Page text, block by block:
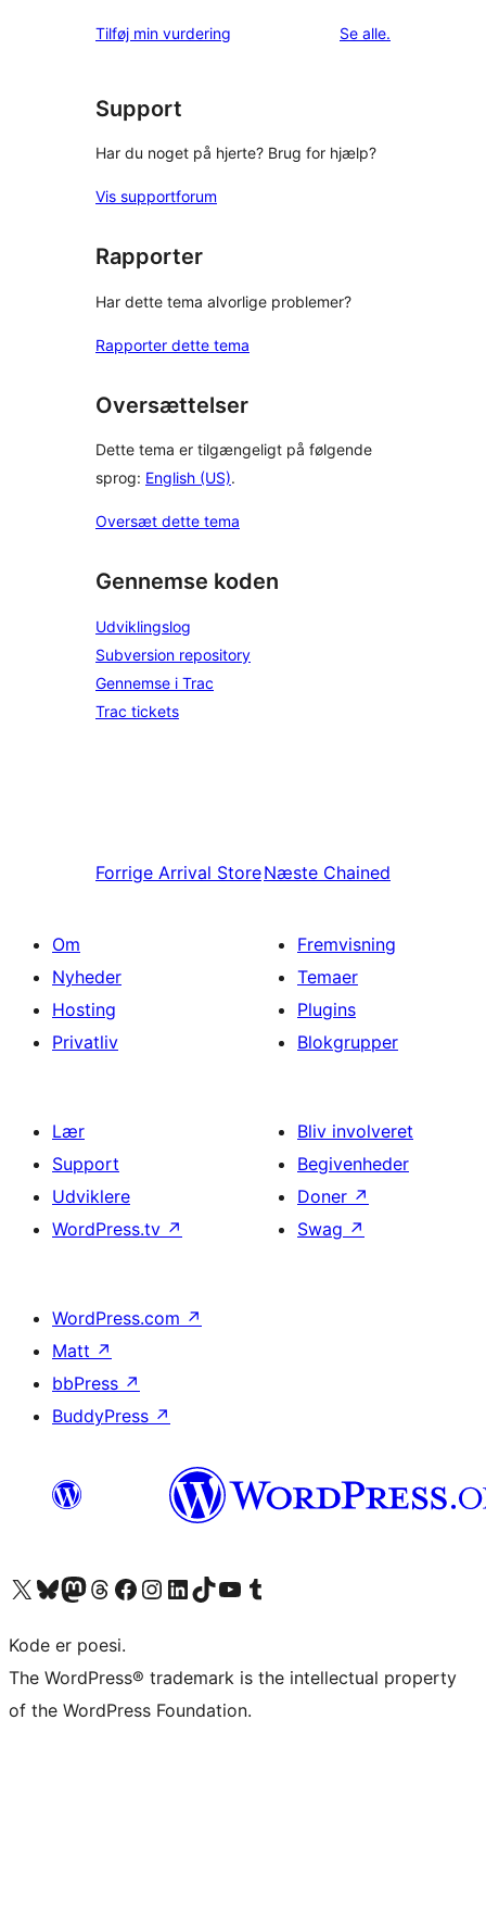
Tilføj min vurdering Se alleanmeldelser
.
Support
Har du noget på hjerte? Brug for hjælp?
Vis supportforum
Rapporter
Har dette tema alvorlige problemer?
Rapporter dette tema
Oversættelser
Dette tema er tilgængeligt på følgende
sprog: English (US).
Oversæt dette tema
Gennemse koden
Udviklingslog
Subversion repository
Gennemse i Trac
Trac tickets
Forrige Arrival StoreNæste Chained
Om
Nyheder
Hosting
Privatliv
Fremvisning
Temaer
Plugins
Blokgrupper
Lær
Support
Udviklere
WordPress.tv ↗
Bliv involveret
Begivenheder
Doner ↗
Swag ↗
WordPress.com ↗
Matt ↗
bbPress ↗
BuddyPress ↗
Besøg vores X (tidligere Twitter) konto
Besøg vores Bluesky-konto
Besøg vores Mastodon konto
Besøg vores Threads-konto
Besøg vores Facebook sideBesøg vores Instagram konto
Besøg vores LinkedIn konto
Besøg vores TikTok-konto
Besøg vores YouTube-kanalBesøg vores Tumblr-konto
Kode er poesi.
The WordPress® trademark is the intellectual property
of the WordPress Foundation.